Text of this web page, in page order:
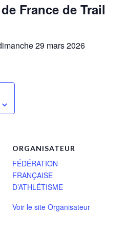
France de Trail
29 mars 2026
ORGANISATEUR
FÉDÉRATION
FRANÇAISE
D’ATHLÉTISME
Voir le site Organisateur